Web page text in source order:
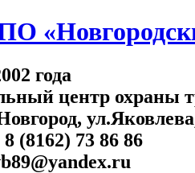
года
центр охраны
(8162) 73 86 86